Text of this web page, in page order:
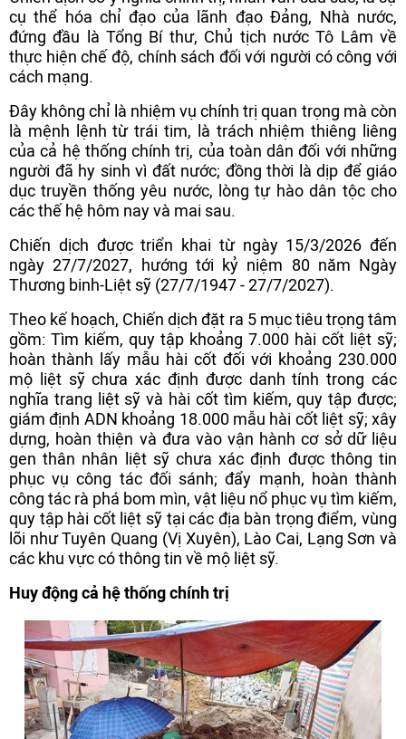
cụ thể hóa chỉ đạo của lãnh đạo Đảng, Nhà nước,
đứng đầu là Tổng Bí thư, Chủ tịch nước Tô Lâm về
thực hiện chế độ, chính sách đối với người có công với
cách mạng.
Đây không chỉ là nhiệm vụ chính trị quan trọng mà còn
là mệnh lệnh từ trái tim, là trách nhiệm thiêng liêng
của cả hệ thống chính trị, của toàn dân đối với những
người đã hy sinh vì đất nước; đồng thời là dịp để giáo
dục truyền thống yêu nước, lòng tự hào dân tộc cho
các thế hệ hôm nay và mai sau.
Chiến dịch được triển khai từ ngày 15/3/2026 đến
ngày 27/7/2027, hướng tới kỷ niệm 80 năm Ngày
Thương binh-Liệt sỹ (27/7/1947 - 27/7/2027).
Theo kế hoạch, Chiến dịch đặt ra 5 mục tiêu trọng tâm
gồm: Tìm kiếm, quy tập khoảng 7.000 hài cốt liệt sỹ;
hoàn thành lấy mẫu hài cốt đối với khoảng 230.000
mộ liệt sỹ chưa xác định được danh tính trong các
nghĩa trang liệt sỹ và hài cốt tìm kiếm, quy tập được;
giám định ADN khoảng 18.000 mẫu hài cốt liệt sỹ; xây
dựng, hoàn thiện và đưa vào vận hành cơ sở dữ liệu
gen thân nhân liệt sỹ chưa xác định được thông tin
phục vụ công tác đối sánh; đẩy mạnh, hoàn thành
công tác rà phá bom mìn, vật liệu nổ phục vụ tìm kiếm,
quy tập hài cốt liệt sỹ tại các địa bàn trọng điểm, vùng
lõi như Tuyên Quang (Vị Xuyên), Lào Cai, Lạng Sơn và
các khu vực có thông tin về mộ liệt sỹ.
Huy động cả hệ thống chính trị